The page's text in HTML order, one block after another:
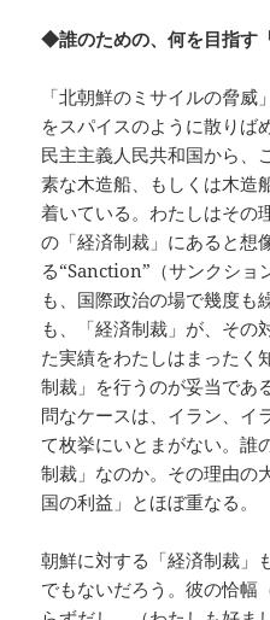
◆誰のための、何を目指す
「北朝鮮のミサイルの脅
をスパイスのように散りば
民主主義人民共和国から、
素な木造船、もしくは木造
着いている。わたしはその
の「経済制裁」にあると想
る“Sanction”（サンクショ
も、国際政治の場で幾度も
も、「経済制裁」が、その
た実績をわたしはまったく
制裁」を行うのが妥当であ
問なケースは、イラン、イ
て枚挙にいとまがない。誰
制裁」なのか。その理由の
国の利益」とほぼ重なる。
朝鮮に対する「経済制裁」
でもないだろう。彼の恰幅